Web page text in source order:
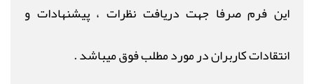
این فرم صرفا جهت دریافت نظرات ، پیشنهادات و
انتقادات کاربران در مورد مطلب فوق میباشد .